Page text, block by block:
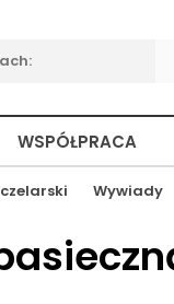
Wywiady
WSPÓŁPRACA